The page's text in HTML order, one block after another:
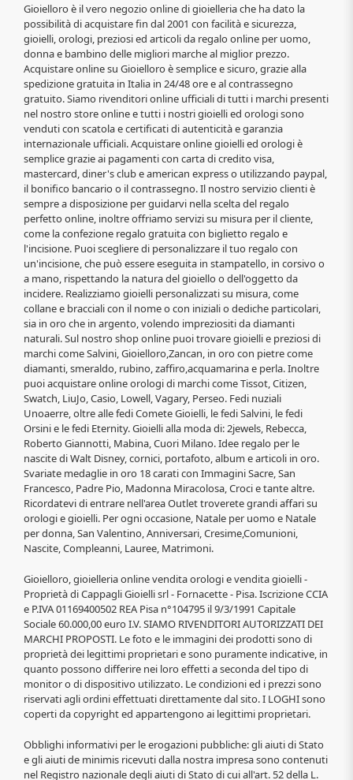
Gioielloro è il vero negozio online di gioielleria che ha dato la
possibilità di acquistare fin dal 2001 con facilità e sicurezza,
gioielli, orologi, preziosi ed articoli da regalo online per uomo,
donna e bambino delle migliori marche al miglior prezzo.
Acquistare online su Gioielloro è semplice e sicuro, grazie alla
spedizione gratuita in Italia in 24/48 ore e al contrassegno
gratuito. Siamo rivenditori online ufficiali di tutti i marchi presenti
nel nostro store online e tutti i nostri gioielli ed orologi sono
venduti con scatola e certificati di autenticità e garanzia
internazionale ufficiali. Acquistare online gioielli ed orologi è
semplice grazie ai pagamenti con carta di credito visa,
mastercard, diner's club e american express o utilizzando paypal,
il bonifico bancario o il contrassegno. Il nostro servizio clienti è
sempre a disposizione per guidarvi nella scelta del regalo
perfetto online, inoltre offriamo servizi su misura per il cliente,
come la confezione regalo gratuita con biglietto regalo e
l'incisione. Puoi scegliere di personalizzare il tuo regalo con
un'incisione, che può essere eseguita in stampatello, in corsivo o
a mano, rispettando la natura del gioiello o dell'oggetto da
incidere. Realizziamo gioielli personalizzati su misura, come
collane e bracciali con il nome o con iniziali o dediche particolari,
sia in oro che in argento, volendo impreziositi da diamanti
naturali. Sul nostro shop online puoi trovare gioielli e preziosi di
marchi come Salvini, Gioielloro,Zancan, in oro con pietre come
diamanti, smeraldo, rubino, zaffiro,acquamarina e perla. Inoltre
puoi acquistare online orologi di marchi come Tissot, Citizen,
Swatch, LiuJo, Casio, Lowell, Vagary, Perseo. Fedi nuziali
Unoaerre, oltre alle fedi Comete Gioielli, le fedi Salvini, le fedi
Orsini e le fedi Eternity. Gioielli alla moda di: 2jewels, Rebecca,
Roberto Giannotti, Mabina, Cuori Milano. Idee regalo per le
nascite di Walt Disney, cornici, portafoto, album e articoli in oro.
Svariate medaglie in oro 18 carati con Immagini Sacre, San
Francesco, Padre Pio, Madonna Miracolosa, Croci e tante altre.
Ricordatevi di entrare nell'area Outlet troverete grandi affari su
orologi e gioielli. Per ogni occasione, Natale per uomo e Natale
per donna, San Valentino, Anniversari, Cresime,Comunioni,
Nascite, Compleanni, Lauree, Matrimoni.
Gioielloro, gioielleria online vendita orologi e vendita gioielli -
Proprietà di Cappagli Gioielli srl - Fornacette - Pisa. Iscrizione CCIA
e P.IVA 01169400502 REA Pisa n°104795 il 9/3/1991 Capitale
Sociale 60.000,00 euro I.V. SIAMO RIVENDITORI AUTORIZZATI DEI
MARCHI PROPOSTI. Le foto e le immagini dei prodotti sono di
proprietà dei legittimi proprietari e sono puramente indicative, in
quanto possono differire nei loro effetti a seconda del tipo di
monitor o di dispositivo utilizzato. Le condizioni ed i prezzi sono
riservati agli ordini effettuati direttamente dal sito. I LOGHI sono
coperti da copyright ed appartengono ai legittimi proprietari.
Obblighi informativi per le erogazioni pubbliche: gli aiuti di Stato
e gli aiuti de minimis ricevuti dalla nostra impresa sono contenuti
nel Registro nazionale degli aiuti di Stato di cui all'art. 52 della L.